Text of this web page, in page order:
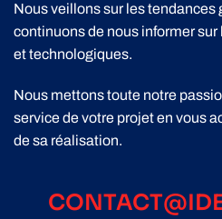
Nous veillons sur les
continuons de nous informer
et technologiques.
Nous mettons toute notre
service de votre projet en vous
de sa réalisation.